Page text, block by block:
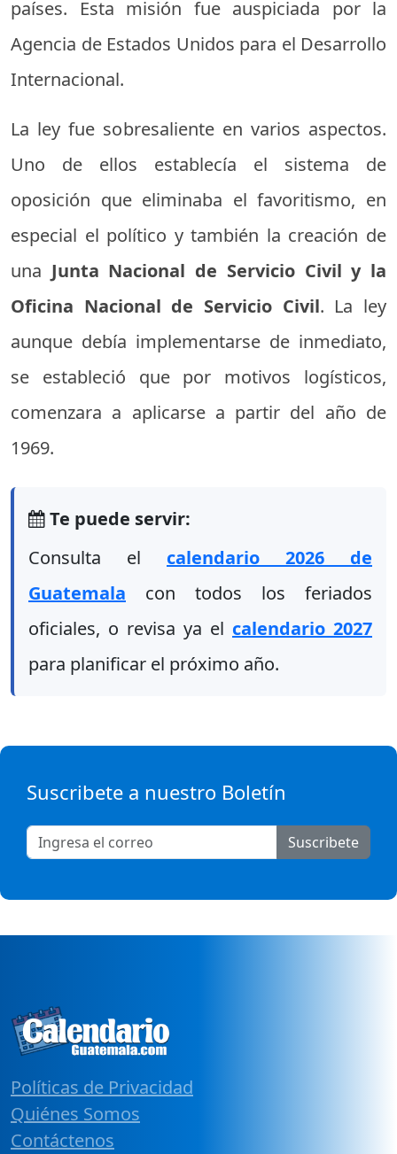
países. Esta misión fue auspiciada por la
Agencia de Estados Unidos para el Desarrollo
Internacional.
La ley fue sobresaliente en varios aspectos.
Uno de ellos establecía el sistema de
oposición que eliminaba el favoritismo, en
especial el político y también la creación de
una Junta Nacional de Servicio Civil y la
Oficina Nacional de Servicio Civil. La ley
aunque debía implementarse de inmediato,
se estableció que por motivos logísticos,
comenzara a aplicarse a partir del año de
1969.
Te puede servir:
Consulta el calendario 2026 de
Guatemala con todos los feriados
oficiales, o revisa ya el calendario 2027
para planificar el próximo año.
Suscribete a nuestro Boletín
Suscribete
Políticas de Privacidad
Quiénes Somos
Contáctenos